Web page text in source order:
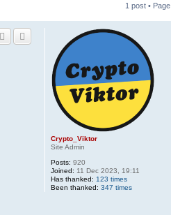
1 post • Page
Crypto_Viktor
Site Admin
Posts: 920
Joined: 11 Dec 2023, 19:11
Has thanked: 123 times
Been thanked: 347 times